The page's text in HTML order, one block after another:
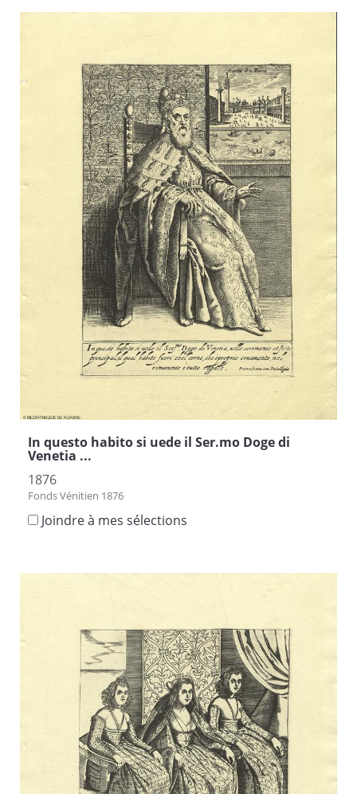
In questo habito si uede il Ser.mo Doge di
Venetia ...
1876
Fonds Vénitien 1876
Joindre à mes sélections